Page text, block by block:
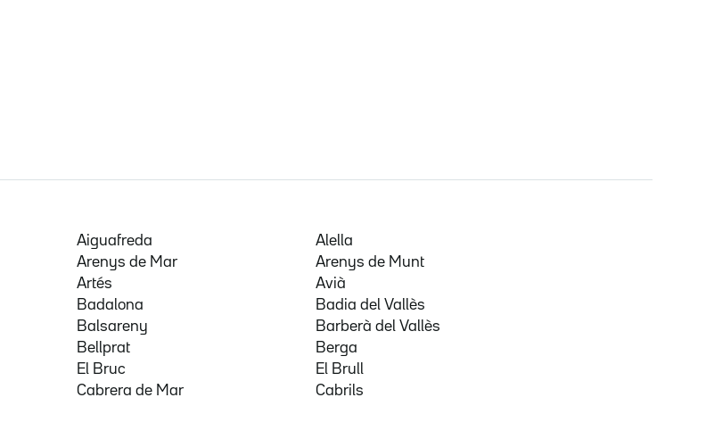
Aiguafreda
Alella
Arenys de Mar
Arenys de Munt
Artés
Avià
Badalona
Badia del Vallès
Balsareny
Barberà del Vallès
Bellprat
Berga
El Bruc
El Brull
Cabrera de Mar Cabrils